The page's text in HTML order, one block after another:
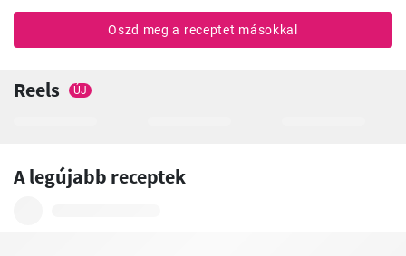
Oszd meg a receptet másokkal
Reels ÚJ
A legújabb receptek